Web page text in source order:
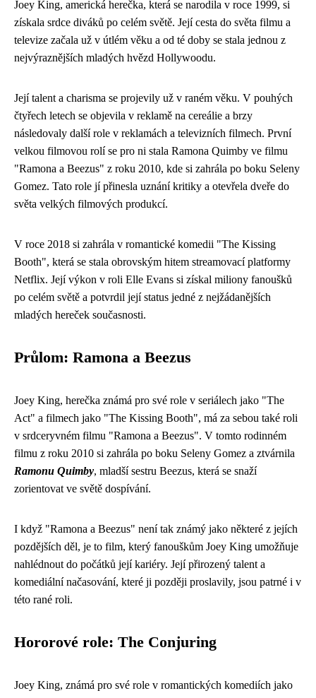
Joey King, americká herečka, která se narodila v roce 1999, si
získala srdce diváků po celém světě. Její cesta do světa filmu a
televize začala už v útlém věku a od té doby se stala jednou z
nejvýraznějších mladých hvězd Hollywoodu.
Její talent a charisma se projevily už v raném věku. V pouhých
čtyřech letech se objevila v reklamě na cereálie a brzy
následovaly další role v reklamách a televizních filmech. První
velkou filmovou rolí se pro ni stala Ramona Quimby ve filmu
"Ramona a Beezus" z roku 2010, kde si zahrála po boku Seleny
Gomez. Tato role jí přinesla uznání kritiky a otevřela dveře do
světa velkých filmových produkcí.
V roce 2018 si zahrála v romantické komedii "The Kissing
Booth", která se stala obrovským hitem streamovací platformy
Netflix. Její výkon v roli Elle Evans si získal miliony fanoušků
po celém světě a potvrdil její status jedné z nejžádanějších
mladých hereček současnosti.
Průlom: Ramona a Beezus
Joey King, herečka známá pro své role v seriálech jako "The
Act" a filmech jako "The Kissing Booth", má za sebou také roli
v srdceryvném filmu "Ramona a Beezus". V tomto rodinném
filmu z roku 2010 si zahrála po boku Seleny Gomez a ztvárnila
Ramonu Quimby, mladší sestru Beezus, která se snaží
zorientovat ve světě dospívání.
I když "Ramona a Beezus" není tak známý jako některé z jejích
pozdějších děl, je to film, který fanouškům Joey King umožňuje
nahlédnout do počátků její kariéry. Její přirozený talent a
komediální načasování, které ji později proslavily, jsou patrné i v
této rané roli.
Hororové role: The Conjuring
Joey King, známá pro své role v romantických komediích jako